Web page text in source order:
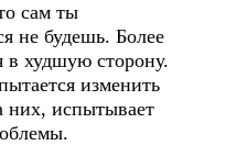
сам ты
не будешь. Более
в худшую сторону.
изменить
них, испытывает